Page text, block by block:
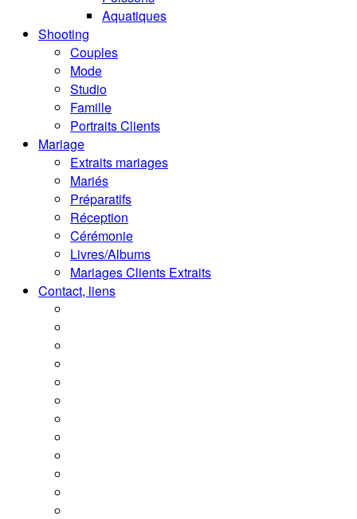
Aquatiques
Shooting
Couples
Mode
Studio
Famille
Portraits Clients
Mariage
Extraits mariages
Mariés
Préparatifs
Réception
Cérémonie
Livres/Albums
Mariages Clients Extraits
Contact, liens